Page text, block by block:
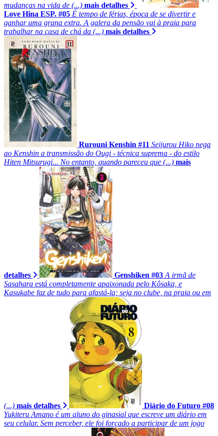
mudanças na vida de (...) mais detalhes
Love Hina ESP. #05 É tempo de férias, época de se divertir e
ganhar uma grana extra. A galera da pensão vai à praia para
trabalhar na casa de chá da (...) mais detalhes
Rurouni Kenshin #11 Seijurou Hiko nega
ao Kenshin a transmissão do Ougi - técnica suprema - do estilo
Hiten Mitsurugi... No entanto, quando pareceu que (...) mais
detalhes Genshiken #03 A irmã de
Sasahara está completamente apaixonada pelo Kôsaka, e
Kasukabe faz de tudo para afastá-la; seja no clube, na praia ou em
(...) mais detalhes
Diário do Futuro #08
Yukiteru Amano é um aluno do ginasial que escreve um diário em
seu celular. Sem perceber, ele foi forçado a participar de um jogo